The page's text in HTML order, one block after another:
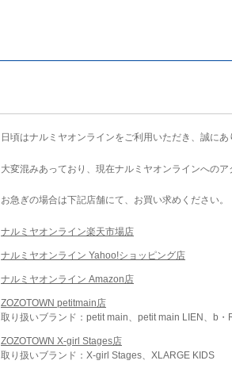
日頃はナルミヤオンラインをご利用いただき、誠にあ
大変混みあっており、現在ナルミヤオンラインへの
お急ぎの場合は下記店舗にて、お買い求めください。
ナルミヤオンライン楽天市場店
ナルミヤオンライン Yahoo!ショッピング店
ナルミヤオンライン Amazon店
ZOZOTOWN petitmain店
取り扱いブランド：petit main、petit main LIEN、b・
ZOZOTOWN X-girl Stages店
取り扱いブランド：X-girl Stages、XLARGE KIDS